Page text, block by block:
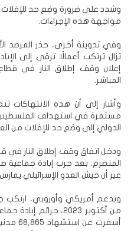
وشدد على ضرورة وضع حد
مواجهة هذه الإجراءات.
وفي تدوينة أخرى، حذر المرصد
تزال ترتكب أعمالًا ترقى إلى
إعلان وقف إطلاق النار في
المباشر.
وأشار إلى أن هذه الانتهاكات
مستمرة في استهداف
الدولي إلى وضع حد للإفلات من
المنصرم، بعد حرب إبادة جماعية
غير أن جيش العدو الإسرائيلي
وبدعم أمريكي وأوروبي، ارتكب
من أكتوبر 2023،
أسفرت